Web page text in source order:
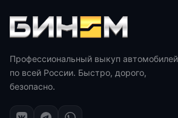
Профессиональный выкуп автомобилей
по всей России. Быстро, дорого,
безопасно.